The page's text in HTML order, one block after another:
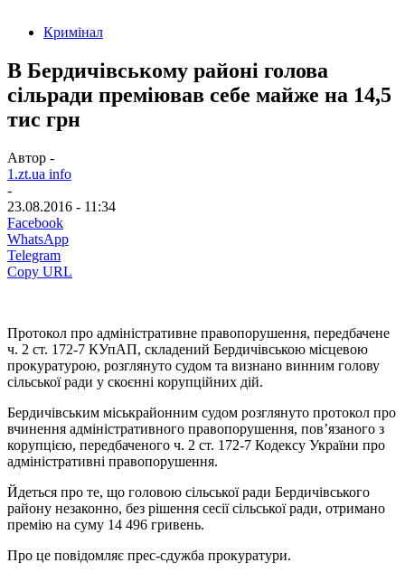
Кримінал
В Бердичівському районі голова
сільради преміював себе майже на 14,5
тис грн
Автор -
1.zt.ua info
-
23.08.2016 - 11:34
Facebook
WhatsApp
Telegram
Copy URL
Протокол про адміністративне правопорушення, передбачене
ч. 2 ст. 172-7 КУпАП, складений Бердичівською місцевою
прокуратурою, розглянуто судом та визнано винним голову
сільської ради у скоєнні корупційних дій.
Бердичівським міськрайонним судом розглянуто протокол про
вчинення адміністративного правопорушення, пов’язаного з
корупцією, передбаченого ч. 2 ст. 172-7 Кодексу України про
адміністративні правопорушення.
Йдеться про те, що головою сільської ради Бердичівського
району незаконно, без рішення сесії сільської ради, отримано
премію на суму 14 496 гривень.
Про це повідомляє прес-сдужба прокуратури.